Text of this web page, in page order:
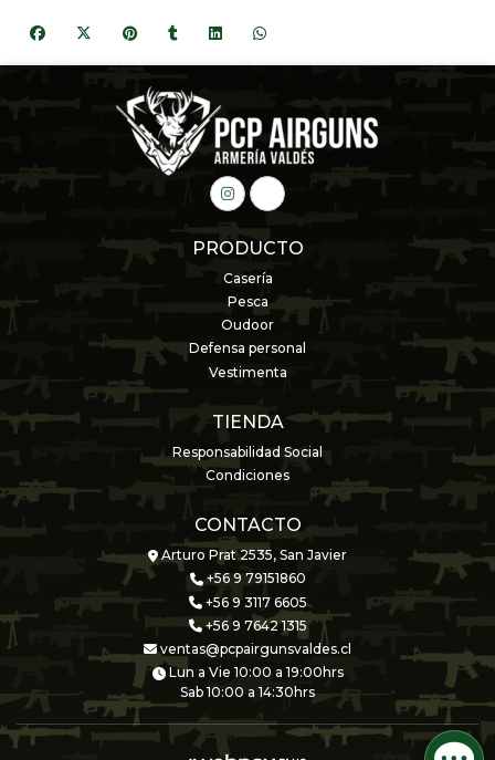
PRODUCTO
Casería
Pesca
Oudoor
Defensa personal
Vestimenta
TIENDA
Responsabilidad Social
Condiciones
CONTACTO
Arturo Prat 2535, San Javier
+56 9 79151860
+56 9 3117 6605
+56 9 7642 1315
ventas@pcpairgunsvaldes.cl
Lun a Vie 10:00 a 19:00hrs
Sab 10:00 a 14:30hrs